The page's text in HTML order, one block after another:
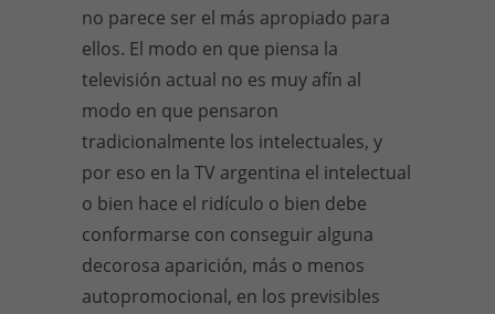
no parece ser el más apropiado para
ellos. El modo en que piensa la
televisión actual no es muy afín al
modo en que pensaron
tradicionalmente los intelectuales, y
por eso en la TV argentina el intelectual
o bien hace el ridículo o bien debe
conformarse con conseguir alguna
decorosa aparición, más o menos
autopromocional, en los previsibles